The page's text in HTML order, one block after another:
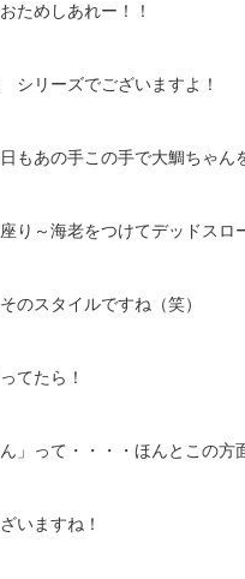
ためしあれー！！
シリーズでございますよ！
もあの手この手で大鯛ちゃん
り～海老をつけてデッドスロ
のスタイルですね（笑）
てたら！
」って・・・・ほんとこの方
いますね！